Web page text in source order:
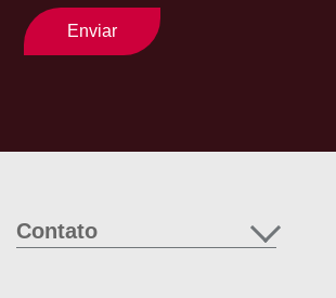
Enviar
Contato